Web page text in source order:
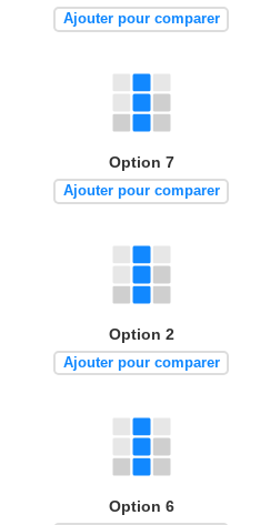
Ajouter pour comparer
Option 7
Ajouter pour comparer
Option 2
Ajouter pour comparer
Option 6